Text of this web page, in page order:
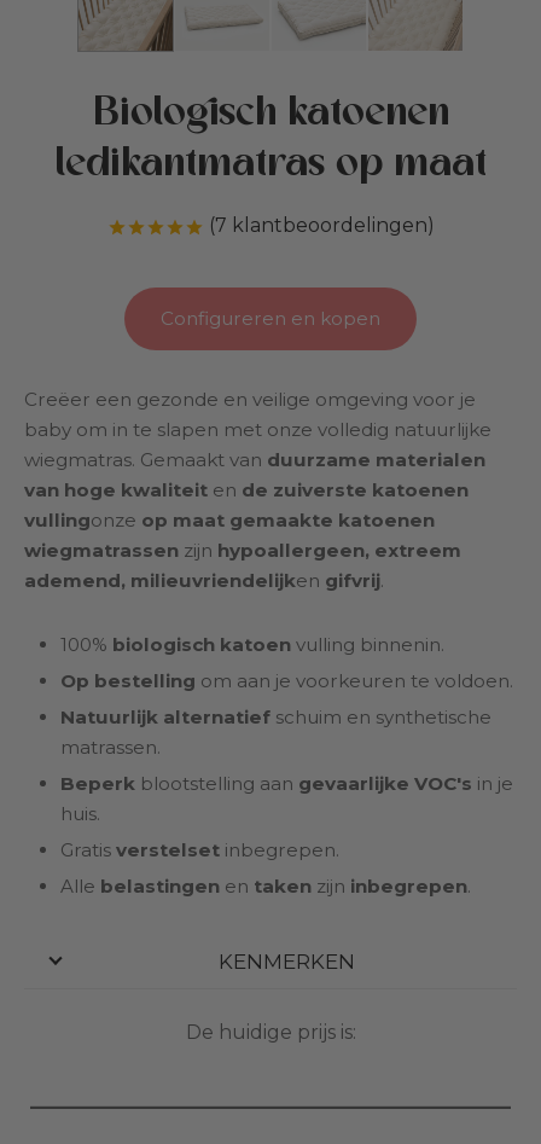
Biologisch katoenen
ledikantmatras op maat
Gewaardeerdop 5 gebaseerd op
(7 klantbeoordelingen)
Configureren en kopen
Creëer een gezonde en veilige omgeving voor je
baby om in te slapen met onze volledig natuurlijke
wiegmatras. Gemaakt van duurzame materialen
van hoge kwaliteit en de zuiverste katoenen
vullingonze op maat gemaakte katoenen
wiegmatrassen zijn hypoallergeen, extreem
ademend, milieuvriendelijken gifvrij.
100% biologisch katoen vulling binnenin.
Op bestelling om aan je voorkeuren te voldoen.
Natuurlijk alternatief schuim en synthetische
matrassen.
Beperk blootstelling aan gevaarlijke VOC's in je
huis.
Gratisverstelset inbegrepen.
Alle belastingen en taken zijn inbegrepen.
KENMERKEN
De huidige prijs is:
Cottoned
& kinderdagverblijf
& Katoenvulling